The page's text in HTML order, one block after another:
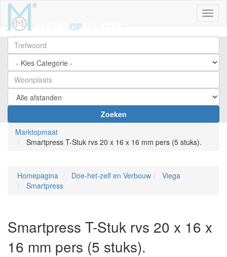
Zoeken
Marktopmaat
Smartpress T-Stuk rvs 20 x 16 x 16 mm pers (5 stuks).
Homepagina Doe-het-zelf en Verbouw
Viega
Smartpress
Smartpress T-Stuk rvs 20 x 16 x
16 mm pers (5 stuks).